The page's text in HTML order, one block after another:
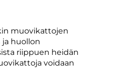
muovikattojen
huollon
riippuen heidän
voidaan